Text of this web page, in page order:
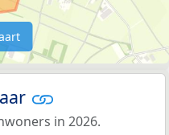
in 2026.